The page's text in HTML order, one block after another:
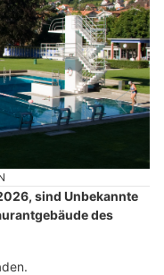
sind Unbekannte
des